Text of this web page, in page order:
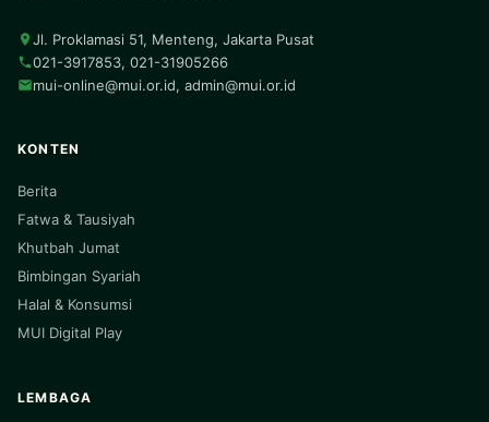
Jl. Proklamasi 51, Menteng, Jakarta Pusat
021-3917853, 021-31905266
mui-online@mui.or.id, admin@mui.or.id
KONTEN
Berita
Fatwa & Tausiyah
Khutbah Jumat
Bimbingan Syariah
Halal & Konsumsi
MUI Digital Play
LEMBAGA